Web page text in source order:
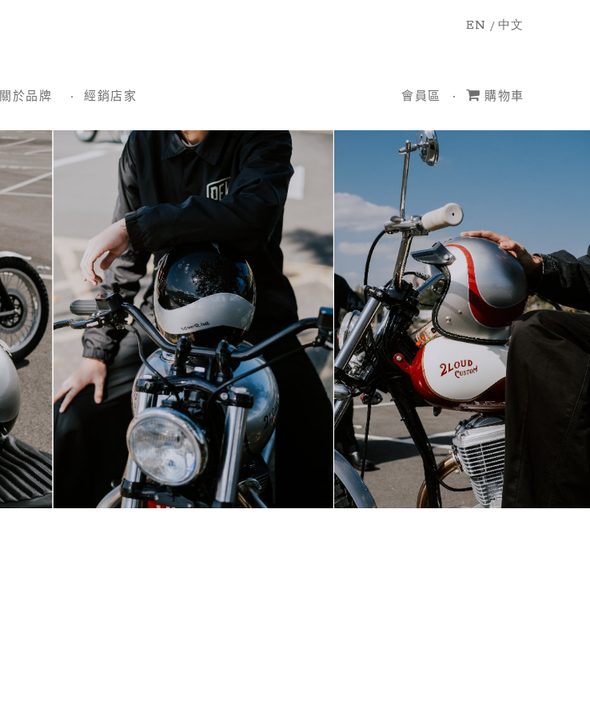
關於品牌 經銷店家
EN / 中文
會員區 購物車